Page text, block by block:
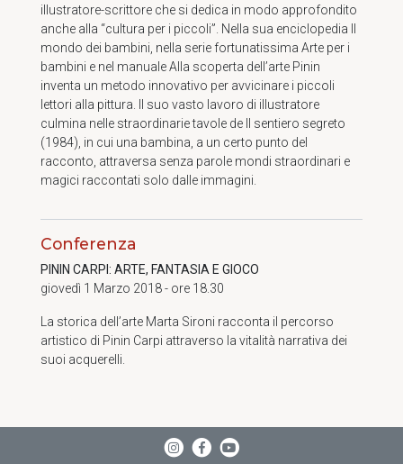
illustratore-scrittore che si dedica in modo approfondito
anche alla “cultura per i piccoli”. Nella sua enciclopedia Il
mondo dei bambini, nella serie fortunatissima Arte per i
bambini e nel manuale Alla scoperta dell’arte Pinin
inventa un metodo innovativo per avvicinare i piccoli
lettori alla pittura. Il suo vasto lavoro di illustratore
culmina nelle straordinarie tavole de Il sentiero segreto
(1984), in cui una bambina, a un certo punto del
racconto, attraversa senza parole mondi straordinari e
magici raccontati solo dalle immagini.
Conferenza
PININ CARPI: ARTE, FANTASIA E GIOCO
giovedì 1 Marzo 2018 - ore 18.30
La storica dell’arte Marta Sironi racconta il percorso
artistico di Pinin Carpi attraverso la vitalità narrativa dei
suoi acquerelli.